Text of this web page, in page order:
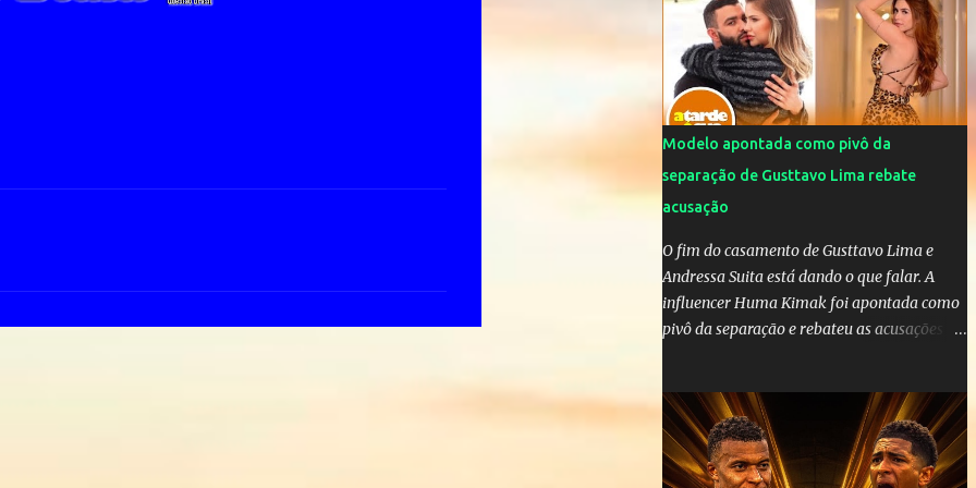
jogos para proteger o filho Brasil goleia a
China por 5 a 0 na estreia brasileira nas
olimpíadas de Tóquio. Marta marcou duas
vezes, Debinha, Andressa Alves e Bia
Zaneratto foram autoras dos gols. Juliette,
embaixadora ‎@Globoplay mandou um xero
para as meninas e falou do seu orgulho.
Modelo apontada como pivô da
separação de Gusttavo Lima rebate
acusação
O fim do casamento de Gusttavo Lima e
Andressa Suita está dando o que falar. A
influencer Huma Kimak foi apontada como
pivô da separação e rebateu as acusações
aqui, nunca pensei que um boato sem pé
nem cabeça pudesse ter esse tipo de
proporção. Queria esclarecer que eu e